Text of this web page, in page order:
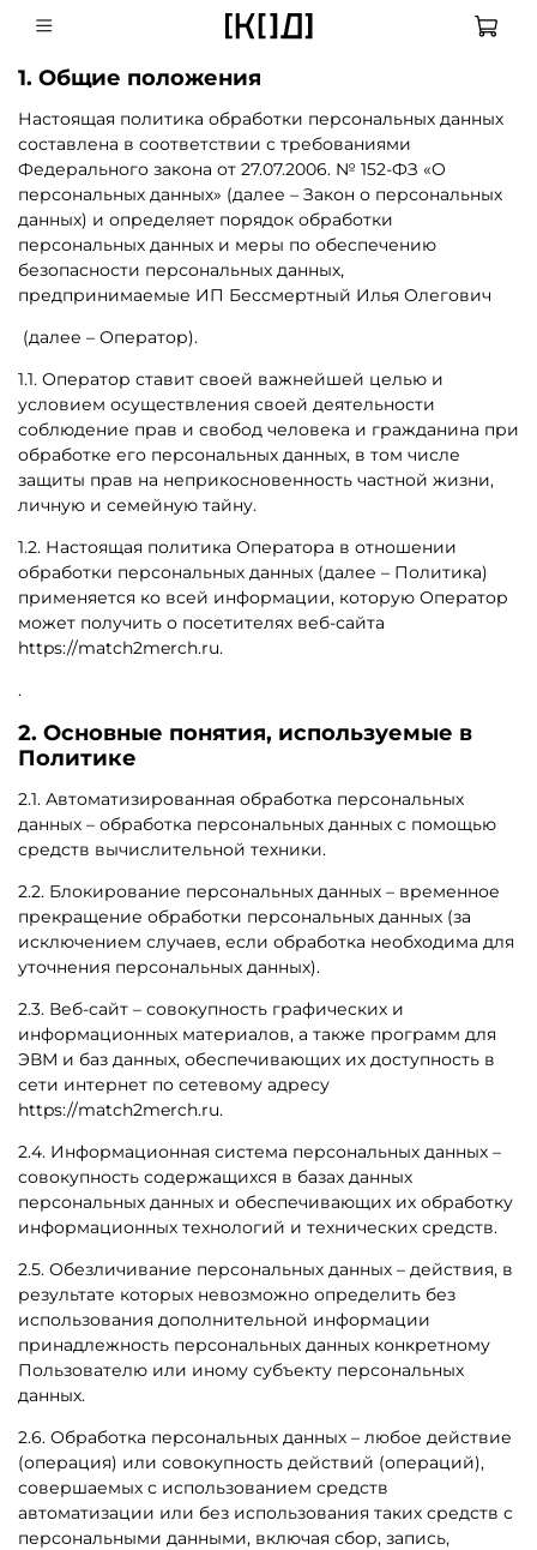
1. Общие положения
Настоящая политика обработки персональных данных
составлена в соответствии с требованиями
Федерального закона от 27.07.2006. № 152-ФЗ «О
персональных данных» (далее – Закон о персональных
данных) и определяет порядок обработки
персональных данных и меры по обеспечению
безопасности персональных данных,
предпринимаемые ИП Бессмертный Илья Олегович
(далее – Оператор).
1.1. Оператор ставит своей важнейшей целью и
условием осуществления своей деятельности
соблюдение прав и свобод человека и гражданина при
обработке его персональных данных, в том числе
защиты прав на неприкосновенность частной жизни,
личную и семейную тайну.
1.2. Настоящая политика Оператора в отношении
обработки персональных данных (далее – Политика)
применяется ко всей информации, которую Оператор
может получить о посетителях веб-сайта
https://match2merch.ru.
.
2. Основные понятия, используемые в
Политике
2.1. Автоматизированная обработка персональных
данных – обработка персональных данных с помощью
средств вычислительной техники.
2.2. Блокирование персональных данных – временное
прекращение обработки персональных данных (за
исключением случаев, если обработка необходима для
уточнения персональных данных).
2.3. Веб-сайт – совокупность графических и
информационных материалов, а также программ для
ЭВМ и баз данных, обеспечивающих их доступность в
сети интернет по сетевому адресу
https://match2merch.ru.
2.4. Информационная система персональных данных –
совокупность содержащихся в базах данных
персональных данных и обеспечивающих их обработку
информационных технологий и технических средств.
2.5. Обезличивание персональных данных – действия, в
результате которых невозможно определить без
использования дополнительной информации
принадлежность персональных данных конкретному
Пользователю или иному субъекту персональных
данных.
2.6. Обработка персональных данных – любое действие
(операция) или совокупность действий (операций),
совершаемых с использованием средств
автоматизации или без использования таких средств с
персональными данными, включая сбор, запись,